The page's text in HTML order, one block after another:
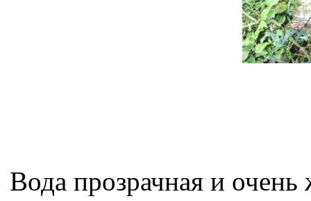
Вода прозрачная и очень